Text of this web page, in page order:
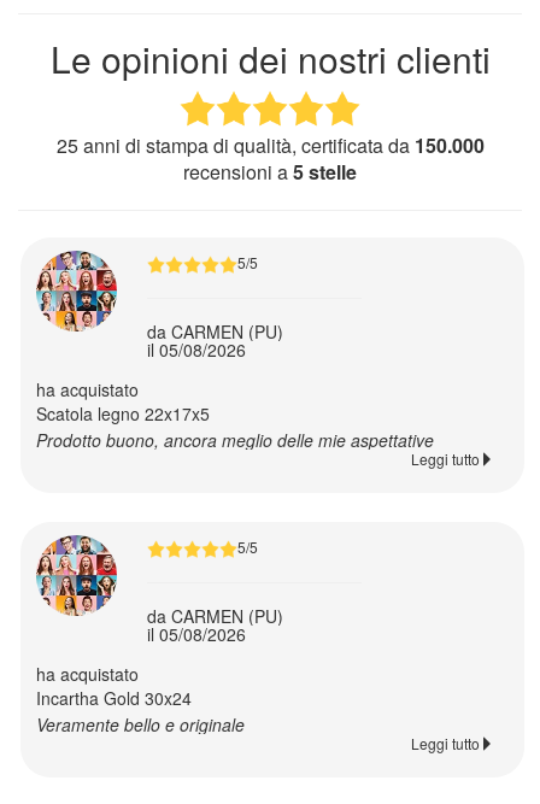
Offerte
Ritorna
Foto
Figurine
Foto
adesive
Ritorna
Le opinioni dei nostri clienti
25 anni di stampa di qualità, certificata da 150.000
recensioni a5 stelle
5/5
da CARMEN (PU)
il 05/08/2026
ha acquistato
Scatola legno 22x17x5
Prodotto buono, ancora meglio delle mie aspettative
Leggi tutto
5/5
da CARMEN (PU)
il 05/08/2026
ha acquistato
Incartha Gold 30x24
Veramente bello e originale
Leggi tutto